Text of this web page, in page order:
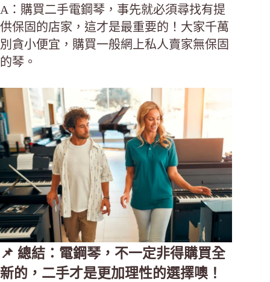
A：購買二手電鋼琴，事先就必須尋找有提
供保固的店家，這才是最重要的！大家千萬
別貪小便宜，購買一般網上私人賣家無保固
的琴。
📌 總結：電鋼琴，不一定非得購買全
新的，二手才是更加理性的選擇噢！